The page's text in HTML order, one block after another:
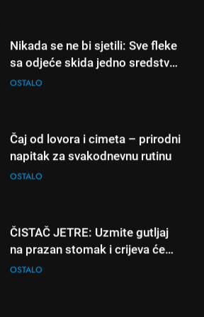
Nikada se ne bi sjetili: Sve fleke
sa odjeće skida jedno sredstvo
koje svi imamo u kući
Čaj od lovora i cimeta – prirodni
napitak za svakodnevnu rutinu
ČISTAČ JETRE: Uzmite gutljaj
na prazan stomak i crijeva će
raditi kao sat, zaboravit ćete na
loše varenje
Čaj od lovora i cimeta – prirodni
napitak za svakodnevnu rutinu